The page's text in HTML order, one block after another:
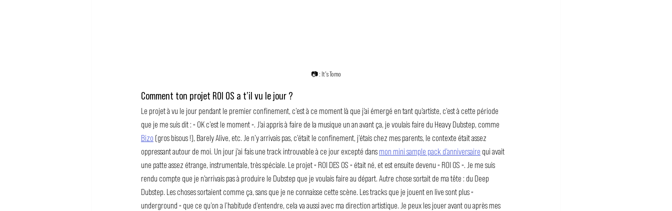
📷 : It's Tomo
Comment ton projet ROI OS a t’il vu le jour ?
Le projet à vu le jour pendant le premier confinement, c’est à ce moment là que j’ai émergé en tant qu’artiste, c’est à cette période
que je me suis dit : « OK c’est le moment ». J’ai appris à faire de la musique un an avant ça, je voulais faire du Heavy Dubstep, comme
Bizo (gros bisous !), Barely Alive, etc. Je n’y arrivais pas, c’était le confinement, j’étais chez mes parents, le contexte était assez
oppressant autour de moi. Un jour j’ai fais une track introuvable à ce jour excepté dans mon mini sample pack d’anniversaire qui avait
une patte assez étrange, instrumentale, très spéciale. Le projet « ROI DES OS » était né, et est ensuite devenu « ROI OS ». Je me suis
rendu compte que je n’arrivais pas à produire le Dubstep que je voulais faire au départ. Autre chose sortait de ma tête : du Deep
Dubstep. Les choses sortaient comme ça, sans que je ne connaisse cette scène. Les tracks que je jouent en live sont plus «
underground » que ce qu’on a l’habitude d’entendre, cela va aussi avec ma direction artistique. Je peux les jouer avant ou après mes